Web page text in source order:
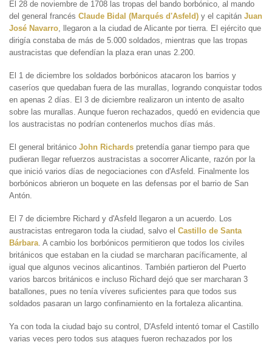
El 28 de noviembre de 1708 las tropas del bando borbónico, al mando
del general francés Claude Bidal (Marqués d'Asfeld) y el capitán Juan
José Navarro , llegaron a la ciudad de Alicante por tierra. El ejército que
dirigía constaba de más de 5.000 soldados, mientras que las tropas
austracistas que defendían la plaza eran unas 2.200.
El 1 de diciembre los soldados borbónicos atacaron los barrios y
caseríos que quedaban fuera de las murallas, logrando conquistar todos
en apenas 2 días. El 3 de diciembre realizaron un intento de asalto
sobre las murallas. Aunque fueron rechazados, quedó en evidencia que
los austracistas no podrían contenerlos muchos días más.
El general británico John Richards pretendía ganar tiempo para que
pudieran llegar refuerzos austracistas a socorrer Alicante, razón por la
que inició varios días de negociaciones con d'Asfeld. Finalmente los
borbónicos abrieron un boquete en las defensas por el barrio de San
Antón.
El 7 de diciembre Richard y d'Asfeld llegaron a un acuerdo. Los
austracistas entregaron toda la ciudad, salvo el Castillo de Santa
Bárbara . A cambio los borbónicos permitieron que todos los civiles
británicos que estaban en la ciudad se marcharan pacíficamente, al
igual que algunos vecinos alicantinos. También partieron del Puerto
varios barcos británicos e incluso Richard dejó que ser marcharan 3
batallones, pues no tenía víveres suficientes para que todos sus
soldados pasaran un largo confinamiento en la fortaleza alicantina.
Ya con toda la ciudad bajo su control, D'Asfeld intentó tomar el Castillo
varias veces pero todos sus ataques fueron rechazados por los